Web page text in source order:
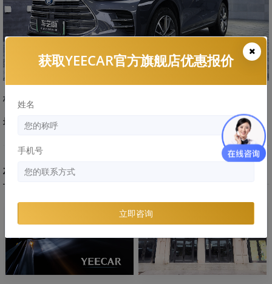
标签：
最后编辑时间:
相关文章
企业动态
获取YEECAR官方旗舰店优惠报价
姓名
手机号
立即咨询